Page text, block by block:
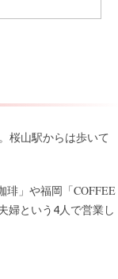
桜山駅からは歩いて
琲」や福岡「COFFEE
婦という4人で営業し